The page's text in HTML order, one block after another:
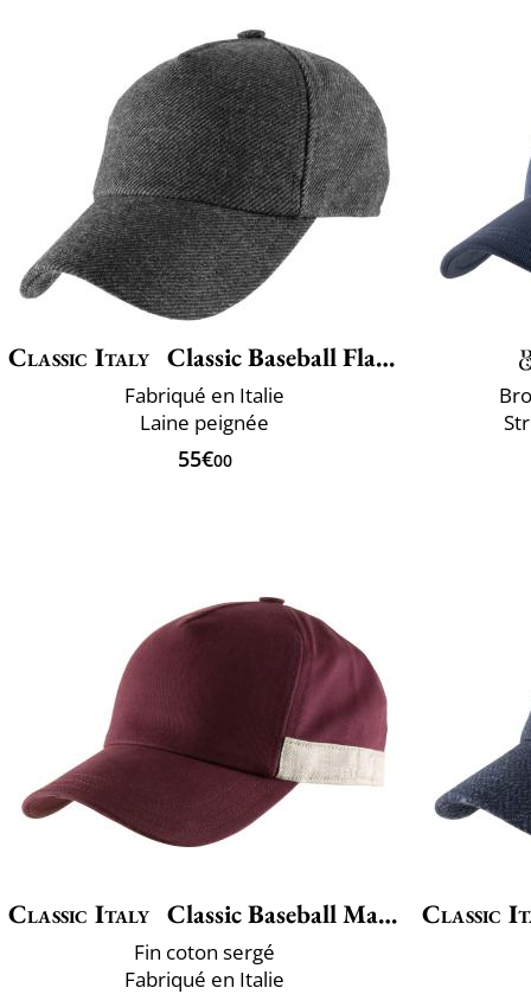
Classic Italy Classic Baseball Flanella
Fabriqué en Italie
Laine peignée
55€00
Classic Italy Classic Baseball Maddalena
Fin coton sergé
Fabriqué en Italie
Classic